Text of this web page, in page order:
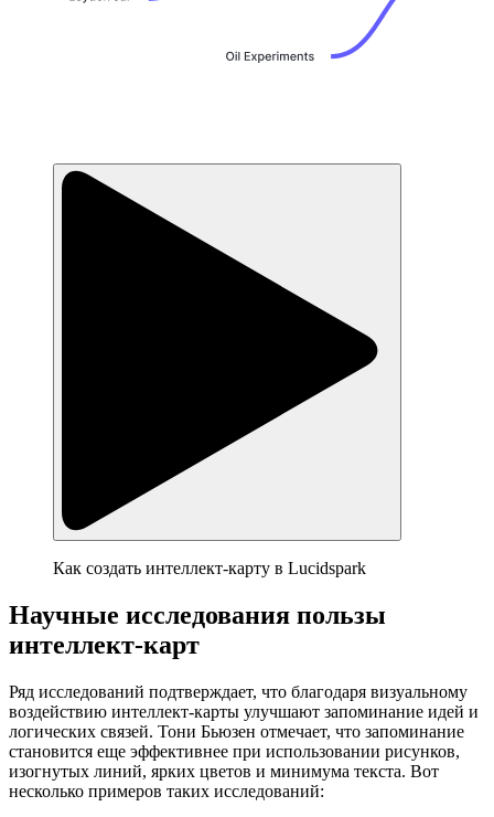
Как создать интеллект-карту в Lucidspark
Научные исследования пользы
интеллект-карт
Ряд исследований подтверждает, что благодаря визуальному
воздействию интеллект-карты улучшают запоминание идей и
логических связей. Тони Бьюзен отмечает, что запоминание
становится еще эффективнее при использовании рисунков,
изогнутых линий, ярких цветов и минимума текста. Вот
несколько примеров таких исследований: